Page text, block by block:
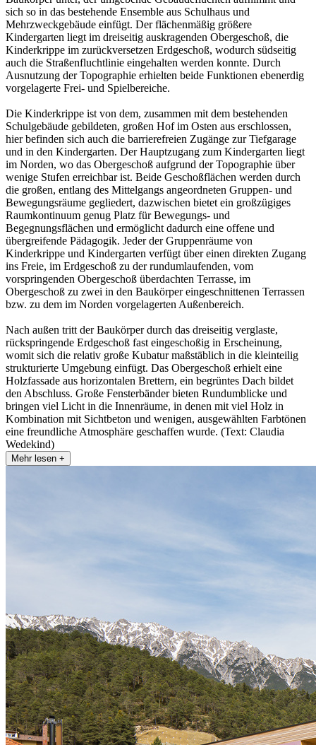
sich so in das bestehende Ensemble aus Schulhaus und
Mehrzweckgebäude einfügt. Der flächenmäßig größere
Kindergarten liegt im dreiseitig auskragenden Obergeschoß, die
Kinderkrippe im zurückversetzen Erdgeschoß, wodurch südseitig
auch die Straßenfluchtlinie eingehalten werden konnte. Durch
Ausnutzung der Topographie erhielten beide Funktionen ebenerdig
vorgelagerte Frei- und Spielbereiche.
Die Kinderkrippe ist von dem, zusammen mit dem bestehenden
Schulgebäude gebildeten, großen Hof im Osten aus erschlossen,
hier befinden sich auch die barrierefreien Zugänge zur Tiefgarage
und in den Kindergarten. Der Hauptzugang zum Kindergarten liegt
im Norden, wo das Obergeschoß aufgrund der Topographie über
wenige Stufen erreichbar ist. Beide Geschoßflächen werden durch
die großen, entlang des Mittelgangs angeordneten Gruppen- und
Bewegungsräume gegliedert, dazwischen bietet ein großzügiges
Raumkontinuum genug Platz für Bewegungs- und
Begegnungsflächen und ermöglicht dadurch eine offene und
übergreifende Pädagogik. Jeder der Gruppenräume von
Kinderkrippe und Kindergarten verfügt über einen direkten Zugang
ins Freie, im Erdgeschoß zu der rundumlaufenden, vom
vorspringenden Obergeschoß überdachten Terrasse, im
Obergeschoß zu zwei in den Baukörper eingeschnittenen Terrassen
bzw. zu dem im Norden vorgelagerten Außenbereich.
Nach außen tritt der Baukörper durch das dreiseitig verglaste,
rückspringende Erdgeschoß fast eingeschoßig in Erscheinung,
womit sich die relativ große Kubatur maßstäblich in die kleinteilig
strukturierte Umgebung einfügt. Das Obergeschoß erhielt eine
Holzfassade aus horizontalen Brettern, ein begrüntes Dach bildet
den Abschluss. Große Fensterbänder bieten Rundumblicke und
bringen viel Licht in die Innenräume, in denen mit viel Holz in
Kombination mit Sichtbeton und wenigen, ausgewählten Farbtönen
eine freundliche Atmosphäre geschaffen wurde. (Text: Claudia
Wedekind)
Mehr lesen +